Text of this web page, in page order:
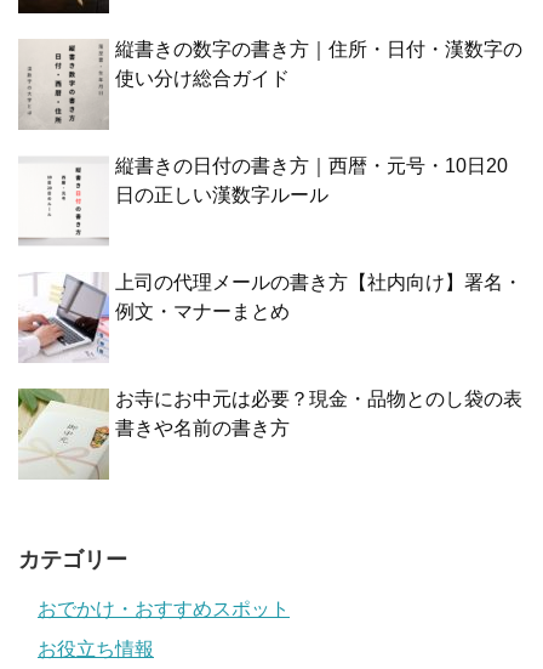
縦書きの数字の書き方｜住所・日付・漢数字の
使い分け総合ガイド
縦書きの日付の書き方｜西暦・元号・10日20
日の正しい漢数字ルール
上司の代理メールの書き方【社内向け】署名・
例文・マナーまとめ
お寺にお中元は必要？現金・品物とのし袋の表
書きや名前の書き方
カテゴリー
おでかけ・おすすめスポット
お役立ち情報